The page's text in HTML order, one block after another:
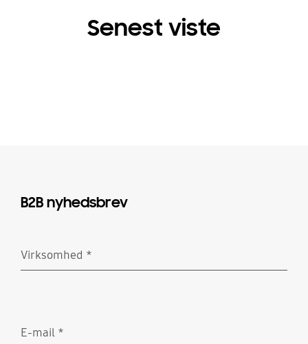
Senest viste
B2B nyhedsbrev
Virksomhed *
E-mail *